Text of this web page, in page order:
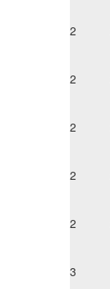
2
2
2
2
2
3